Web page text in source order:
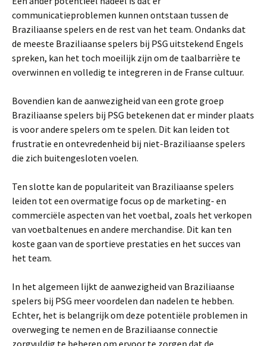
communicatieproblemen kunnen ontstaan tussen de
Braziliaanse spelers en de rest van het team. Ondanks dat
de meeste Braziliaanse spelers bij PSG uitstekend Engels
spreken, kan het toch moeilijk zijn om de taalbarrière te
overwinnen en volledig te integreren in de Franse cultuur.
Bovendien kan de aanwezigheid van een grote groep
Braziliaanse spelers bij PSG betekenen dat er minder plaats
is voor andere spelers om te spelen. Dit kan leiden tot
frustratie en ontevredenheid bij niet-Braziliaanse spelers
die zich buitengesloten voelen.
Ten slotte kan de populariteit van Braziliaanse spelers
leiden tot een overmatige focus op de marketing- en
commerciële aspecten van het voetbal, zoals het verkopen
van voetbaltenues en andere merchandise. Dit kan ten
koste gaan van de sportieve prestaties en het succes van
het team.
In het algemeen lijkt de aanwezigheid van Braziliaanse
spelers bij PSG meer voordelen dan nadelen te hebben.
Echter, het is belangrijk om deze potentiële problemen in
overweging te nemen en de Braziliaanse connectie
zorgvuldig te beheren om ervoor te zorgen dat de